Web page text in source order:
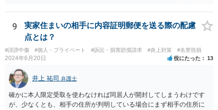
法律事務所にて、真に応じるべき請求なのか等についてご相談いただ
くことをお勧めします。
9
実家住まいの相手に内容証明郵便を送る際の配慮
点とは？
#誹謗中傷 #個人・プライベート #訴訟・損害賠償請求 #炎上対策 #名誉毀損
2024年6月20日 役にたった 13
井上 祐司 弁護士
確かに本人限定受取を使わなければ同居人が開封してしまうわけです
が、少なくとも、相手の住所が判明している場合にまず相手の住所に